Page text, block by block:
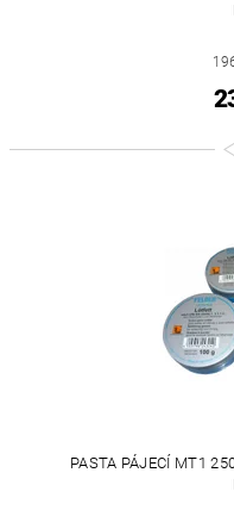
PASTA PÁJECÍ MT1